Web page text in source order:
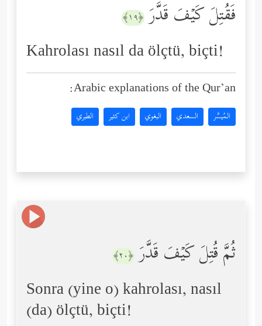
فَقُتِلَ كَیۡفَ قَدَّرَ ﴿١٩﴾
Kahrolası nasıl da ölçtü, biçti!
Arabic explanations of the Qur’an:
المُيسَّر السعدي البغوي ابن كثير الطبري
ثُمَّ قُتِلَ كَیۡفَ قَدَّرَ ﴿٢٠﴾
Sonra (yine o) kahrolası, nasıl
(da) ölçtü, biçti!